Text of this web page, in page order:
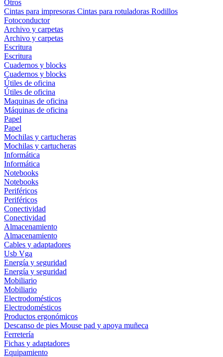
Otros
Cintas para impresoras Cintas para rotuladoras Rodillos
Fotoconductor
Archivo y carpetas
Archivo y carpetas
Escritura
Escritura
Cuadernos y blocks
Cuadernos y blocks
Útiles de oficina
Útiles de oficina
Maquinas de oficina
Máquinas de oficina
Papel
Papel
Mochilas y cartucheras
Mochilas y cartucheras
Informática
Informática
Notebooks
Notebooks
Periféricos
Periféricos
Conectividad
Conectividad
Almacenamiento
Almacenamiento
Cables y adaptadores
Usb Vga
Energía y seguridad
Energía y seguridad
Mobiliario
Mobiliario
Electrodomésticos
Electrodomésticos
Productos ergonómicos
Descanso de pies Mouse pad y apoya muñeca
Ferretería
Fichas y adaptadores
Equipamiento